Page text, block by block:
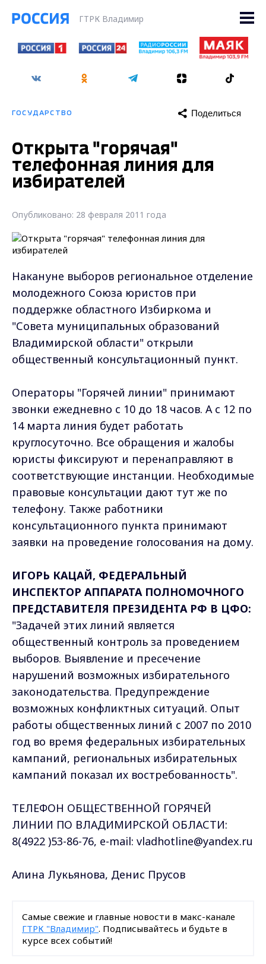
ГТРК Владимир
ГОСУДАРСТВО Поделиться
Открыта "горячая"
телефонная линия для
избирателей
Опубликовано: 28 февраля 2011 года
Накануне выборов региональное отделение
молодежного Союза юристов при
поддержке областного Избиркома и
"Совета муниципальных образований
Владимирской области" открыли
общественный консультационный пункт.
Операторы "Горячей линии" принимают
звонки ежедневно с 10 до 18 часов. А с 12 по
14 марта линия будет работать
круглосуточно. Все обращения и жалобы
юристы фиксируют и перенаправляют в
соответствующие инстанции. Необходимые
правовые консультации дают тут же по
телефону. Также работники
консультационного пункта принимают
заявки на проведение голосования на дому.
ИГОРЬ КАЦАЙ, ФЕДЕРАЛЬНЫЙ
ИНСПЕКТОР АППАРАТА ПОЛНОМОЧНОГО
ПРЕДСТАВИТЕЛЯ ПРЕЗИДЕНТА РФ В ЦФО:
"Задачей этих линий является
общественный контроль за проведением
выборов. Выявление и пресечение
нарушений возможных избирательного
законодательства. Предупреждение
возможных конфликтных ситуаций. Опыт
работы общественных линий с 2007 по 2010
год во время федеральных избирательных
кампаний, региональных избирательных
кампаний показал их востребованность".
ТЕЛЕФОН ОБЩЕСТВЕННОЙ ГОРЯЧЕЙ
ЛИНИИ ПО ВЛАДИМИРСКОЙ ОБЛАСТИ:
8(4922 )53-86-76, e-mail: vladhotline@yandex.ru
Алина Лукьянова, Денис Прусов
Самые свежие и главные новости в макс-канале
ГТРК "Владимир". Подписывайтесь и будьте в
курсе всех событий!